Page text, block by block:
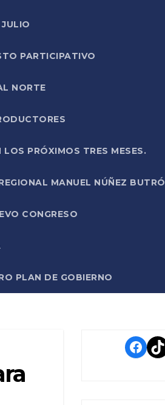
PARTICIPATIVO
NORTE
PRÓXIMOS TRES MESES.
MANUEL NÚÑEZ
CONGRESO
PLAN DE GOBIERNO